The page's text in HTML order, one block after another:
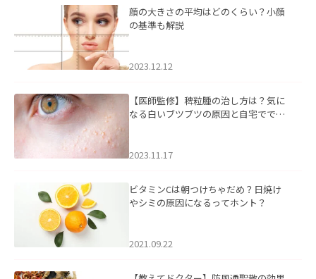
顔の大きさの平均はどのくらい？小顔
の基準も解説
2023.12.12
【医師監修】稗粒腫の治し方は？気に
なる白いブツブツの原因と自宅ででき
2023.11.17
ビタミンCは朝つけちゃだめ？日焼け
やシミの原因になるってホント？
2021.09.22